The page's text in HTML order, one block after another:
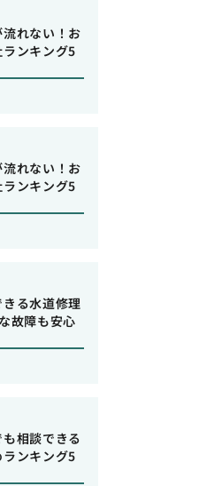
れない！お
ンキング5
れない！お
ンキング5
る水道修理
故障も安心
相談できる
ンキング5